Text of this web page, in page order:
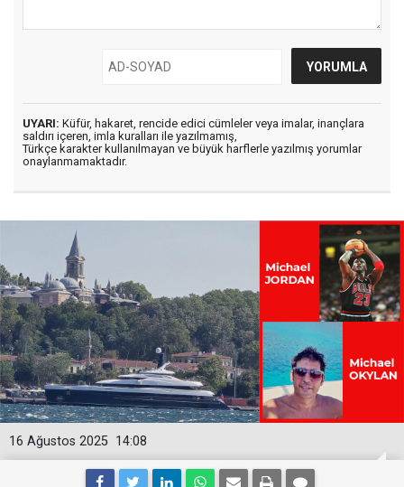
UYARI: Küfür, hakaret, rencide edici cümleler veya imalar, inançlara
saldırı içeren, imla kuralları ile yazılmamış,
Türkçe karakter kullanılmayan ve büyük harflerle yazılmış yorumlar
onaylanmamaktadır.
14:08
16 Ağustos 2025